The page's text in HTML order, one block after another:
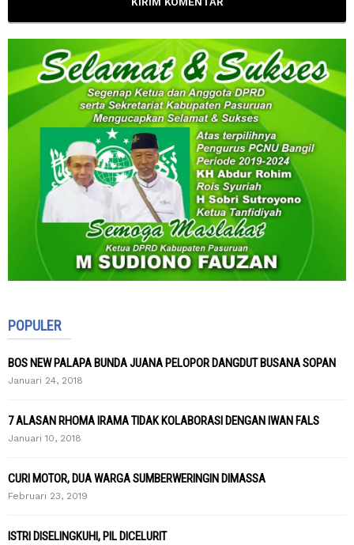
POPULER
BOS NEW PALAPA BUNDA JUANA PELOPOR DANGDUT BUSANA SOPAN
Januari 24, 2018
7 ALASAN RHOMA IRAMA TIDAK KOLABORASI DENGAN IWAN FALS
Januari 10, 2018
CURI MOTOR, DUA WARGA SUMBERWERINGIN DIMASSA
Februari 23, 2019
ISTRI DISELINGKUHI, PIL DICELURIT